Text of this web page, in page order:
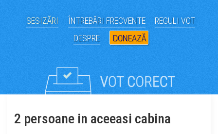
SESIZĂRI ÎNTREBĂRI FRECVENTE
REGULI VOT
DESPRE
DONEAZĂ
2 persoane in aceeasi cabina